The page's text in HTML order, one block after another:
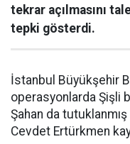
tekrar açılmasını
tepki gösterdi.
İstanbul Büyükşehir
operasyonlarda Şişli
Şahan da
Cevdet Ertürkmen